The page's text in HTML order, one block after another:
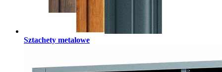
Sztachety metalowe